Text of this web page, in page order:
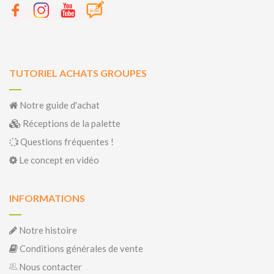
TUTORIEL ACHATS GROUPES
Notre guide d'achat
Réceptions de la palette
Questions fréquentes !
Le concept en vidéo
INFORMATIONS
Notre histoire
Conditions générales de vente
Nous contacter